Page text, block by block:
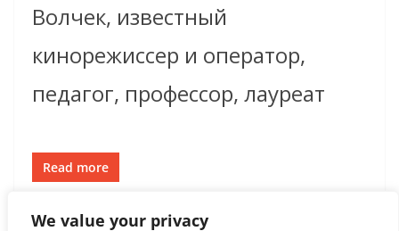
We value your privacy
Волчек, известный
кинорежиссер и оператор,
педагог, профессор, лауреат
Read more